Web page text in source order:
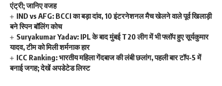
एंट्री; जानिए वजह
IND vs AFG: BCCI का बड़ा दांव, 10 इंटरनेशनल मैच खेलने वाले पूर्व खिलाड़ी
बने स्पिन बॉलिंग कोच
Suryakumar Yadav: IPL के बाद मुंबई T20 लीग में भी फ्लॉप हुए सूर्यकुमार
यादव, टीम को मिली शर्मनाक हार
ICC Ranking: भारतीय महिला गेंदबाज की लंबी छलांग, पहली बार टॉप-5 में
बनाई जगह; देखें अपडेटेड लिस्ट